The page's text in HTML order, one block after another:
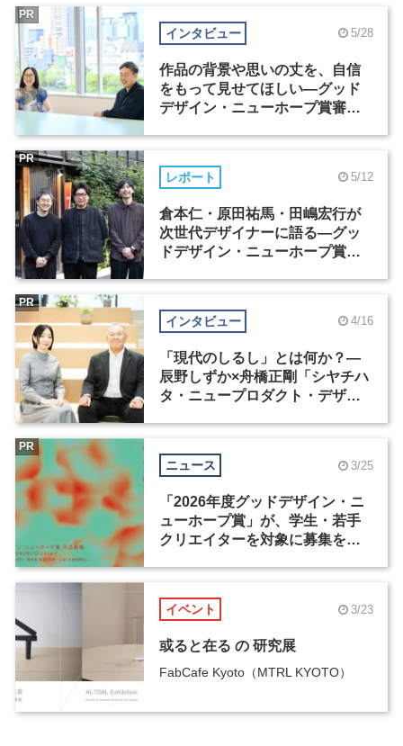
インタビュー 5/28
作品の背景や思いの丈を、自信
をもって見せてほしい―グッド
デザイン・ニューホープ賞審査
PR
レポート 5/12
倉本仁・原田祐馬・田嶋宏行が
次世代デザイナーに語る―グッ
ドデザイン・ニューホープ賞セ
PR
インタビュー 4/16
「現代のしるし」とは何か？―
辰野しずか×舟橋正剛「シヤチハ
タ・ニュープロダクト・デザイ
PR
ニュース 3/25
「2026年度グッドデザイン・ニ
ューホープ賞」が、学生・若手
クリエイターを対象に募集を開
PR
イベント 3/23
或ると在る の 研究展
FabCafe Kyoto（MTRL KYOTO）